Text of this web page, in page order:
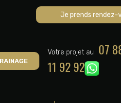
Je prends rendez-
Votre projet au
07
11 92 92